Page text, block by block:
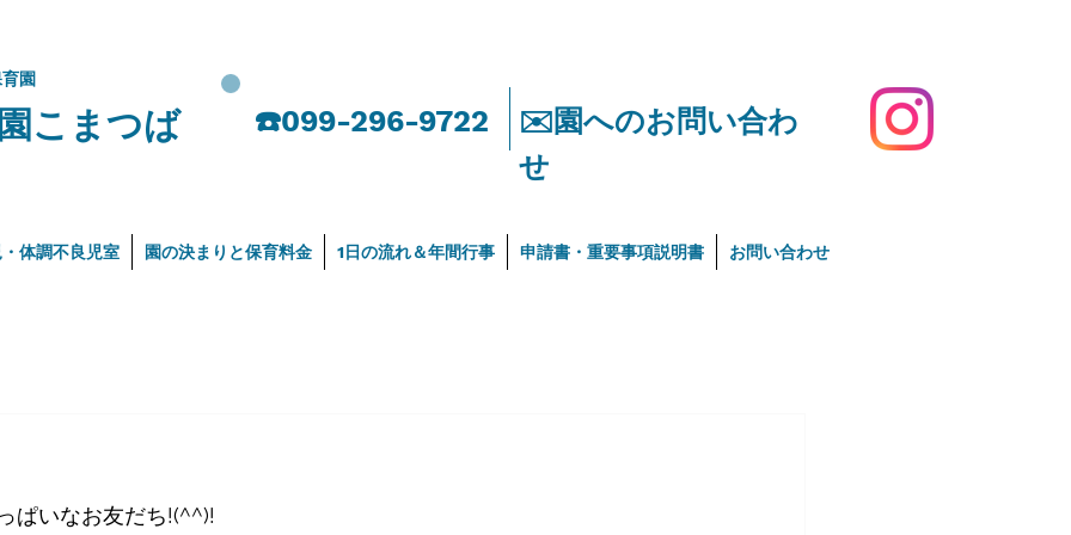
園
こまつば ​☎️099-296-9722
​✉️園へのお問い合わ
せ
体調不良児室 園の決まりと保育料金 1日の流れ＆年間行事 申請書・重要事項説明書 お問い合わせ
ぱいなお友だち!(^^)!